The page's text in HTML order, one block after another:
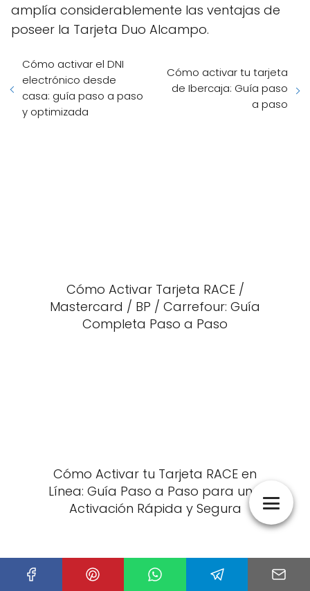
amplía considerablemente las ventajas de
poseer la Tarjeta Duo Alcampo.
Cómo activar el DNI
electrónico desde
casa: guía paso a paso
y optimizada
Cómo activar tu tarjeta
de Ibercaja: Guía paso
a paso
Cómo Activar Tarjeta RACE /
Mastercard / BP / Carrefour: Guía
Completa Paso a Paso
Cómo Activar tu Tarjeta RACE en
Línea: Guía Paso a Paso para una
Activación Rápida y Segura